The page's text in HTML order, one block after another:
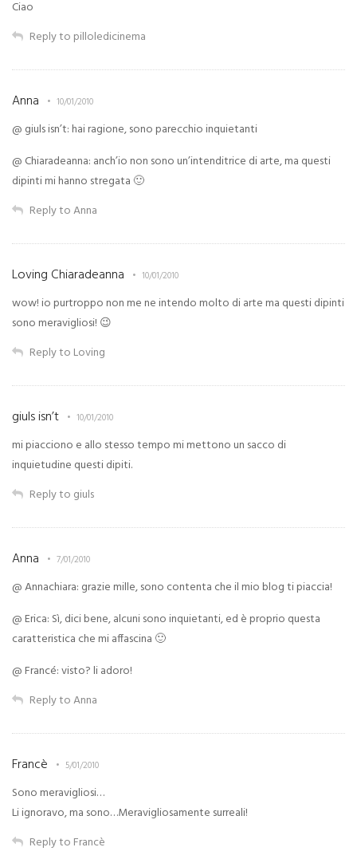
Ciao
Reply to pilloledicinema
Anna 10/01/2010
@ giuls isn’t: hai ragione, sono parecchio inquietanti
@ Chiaradeanna: anch’io non sono un’intenditrice di arte, ma questi
dipinti mi hanno stregata 🙂
Reply to Anna
Loving Chiaradeanna 10/01/2010
wow! io purtroppo non me ne intendo molto di arte ma questi dipinti
sono meravigliosi! 😉
Reply to Loving
giuls isn’t 10/01/2010
mi piacciono e allo stesso tempo mi mettono un sacco di
inquietudine questi dipiti.
Reply to giuls
Anna 7/01/2010
@ Annachiara: grazie mille, sono contenta che il mio blog ti piaccia!
@ Erica: Sì, dici bene, alcuni sono inquietanti, ed è proprio questa
caratteristica che mi affascina 🙂
@ Francé: visto? li adoro!
Reply to Anna
Francè 5/01/2010
Sono meravigliosi…
Li ignoravo, ma sono…Meravigliosamente surreali!
Reply to Francè